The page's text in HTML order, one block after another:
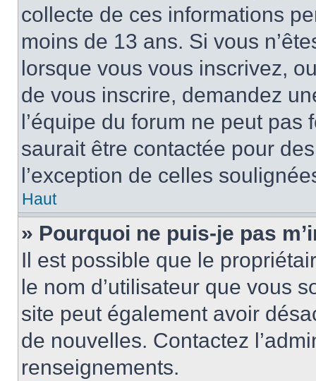
collecte de ces informations
moins de 13 ans. Si vous
lorsque vous vous inscrivez,
de vous inscrire, demandez
l’équipe du forum ne peut
saurait être contactée pour
l’exception de celles
Haut
» Pourquoi ne puis-je pas
Il est possible que le
le nom d’utilisateur que vous
site peut également avoir
de nouvelles. Contactez
renseignements.